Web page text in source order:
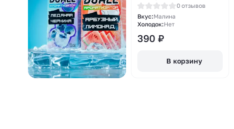
13мл
0 отзывов
Вкус:Малина
Холодок:Нет
390 ₽
В корзину